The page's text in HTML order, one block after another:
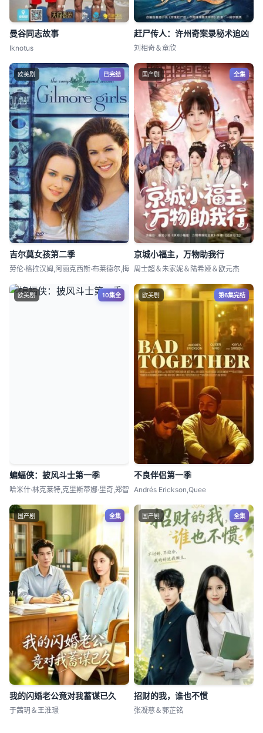
曼谷同志故事
Iknotus
赶尸传人：许州奇案录秘术追凶
刘相奇＆童欣
欧美剧 已完结
吉尔莫女孩第二季
劳伦·格拉汉姆,阿丽克西斯·布莱德尔,梅
国产剧 全集
京城小福主，万物助我行
周士超＆朱家妮＆陆希娅＆欧元杰
欧美剧 10集全
蝙蝠侠：披风斗士第一季
哈米什·林克莱特,克里斯蒂娜·里奇,郑智
欧美剧 第6集完结
不良伴侣第一季
Andrés Erickson,Quee
国产剧 全集
我的闪婚老公竟对我蓄谋已久
于茜玥＆王淮璟
国产剧 全集
招财的我，谁也不惯
张凝慈＆郭芷铭